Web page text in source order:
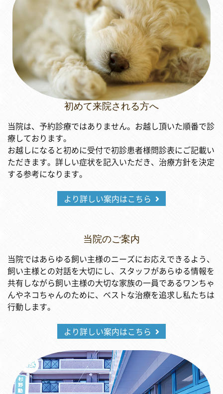
初めて来院される方へ
当院は、予約診療ではありません。お越し頂いた順番で診
療しております。
お越しになると初めに受付で初診患者様問診表にご記載い
ただきます。詳しい症状を記入いただき、治療方針を決定
する参考になります。
より詳しい案内はこちら
当院のご案内
当院ではあらゆる飼い主様のニーズにお応えできるよう、
飼い主様との対話を大切にし、スタッフがあらゆる情報を
共有しながら飼い主様の大切な家族の一員であるワンちゃ
んやネコちゃんのために、ベストな治療を追求し私たちは
行動します。
より詳しい案内はこちら